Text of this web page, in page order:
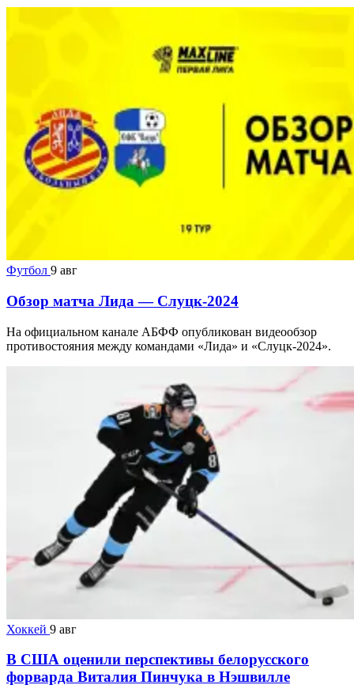
Футбол 9 авг
Обзор матча Лида — Слуцк-2024
На официальном канале АБФФ опубликован видеообзор
противостояния между командами «Лида» и «Слуцк-2024».
Хоккей 9 авг
В США оценили перспективы белорусского
форварда Виталия Пинчука в Нэшвилле